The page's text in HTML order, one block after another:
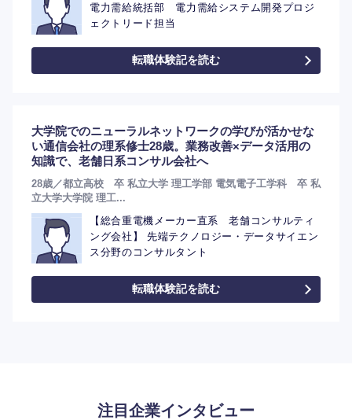
電力需給統括部 電力需給システム開発プロジ
ェクトリード担当
転職体験記を読む
大学院でのニューラルネットワークの学びが活かせな
い通信会社の理系修士28歳。業務改善×データ活用の
知識で、老舗日系コンサル会社へ
28歳／都立高校 卒 私立大学 理工学部 電気電子工学科 卒 私
立大学大学院 理工...
【総合重電機メーカー直系 老舗コンサルティ
ング会社】 先端テクノロジー・データサイエン
ス分野のコンサルタント
転職体験記を読む
注目企業インタビュー